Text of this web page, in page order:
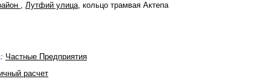
, Лутфий улица, кольцо трамвая Актепа
: Частные Предприятия
расчет